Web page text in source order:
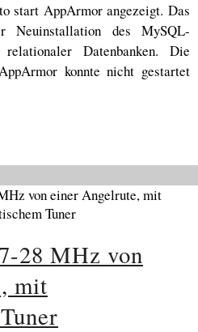
start AppArmor angezeigt. Das
Neuinstallation des MySQL-
Datenbanken. Die
konnte nicht gestartet
28 MHz von
mit